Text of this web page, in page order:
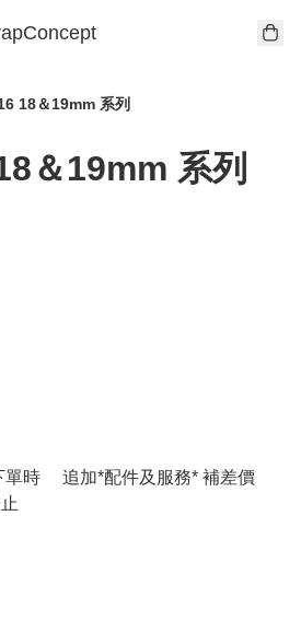
18＆19mm 系列
＆19mm 系列
追加*配件及服務* 補差價